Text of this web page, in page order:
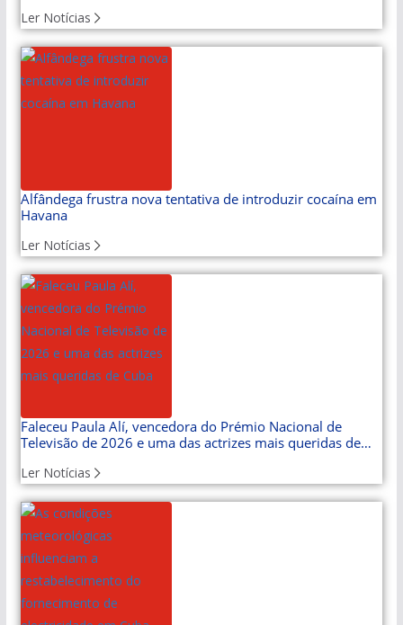
Ler Notícias
Alfândega frustra nova tentativa de introduzir cocaína em
Havana
Ler Notícias
Faleceu Paula Alí, vencedora do Prémio Nacional de
Televisão de 2026 e uma das actrizes mais queridas de
Ler Notícias